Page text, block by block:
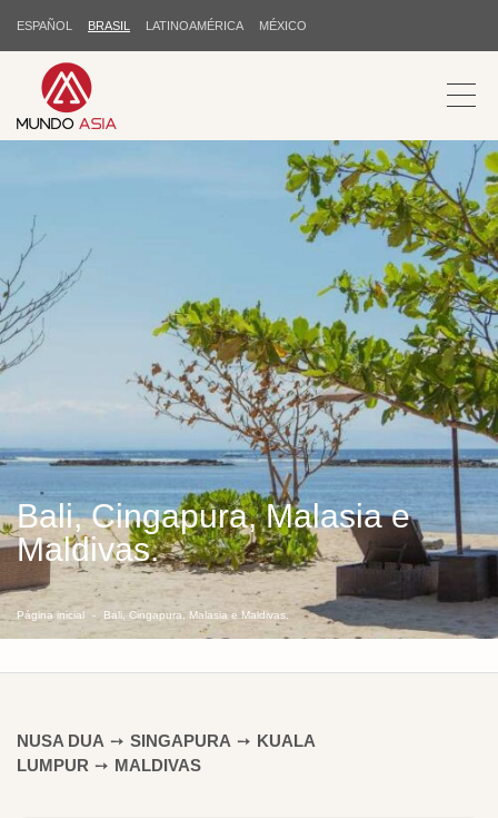
ESPAÑOL BRASIL LATINOAMÉRICA MÉXICO
Bali, Cingapura, Malasia e
Maldivas.
Página inicial Bali, Cingapura, Malasia e Maldivas.
NUSA DUA ➙ SINGAPURA ➙ KUALA
LUMPUR ➙ MALDIVAS